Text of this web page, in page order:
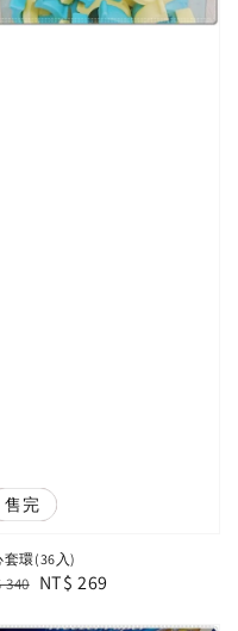
優惠
售完
套環(36入)
340 Sale
NT$ 269